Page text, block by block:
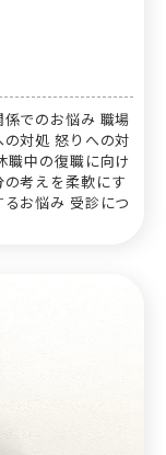
でのお悩み 職場
対処 怒りへの対
職中の復職に向け
考えを柔軟にす
お悩み 受診につ